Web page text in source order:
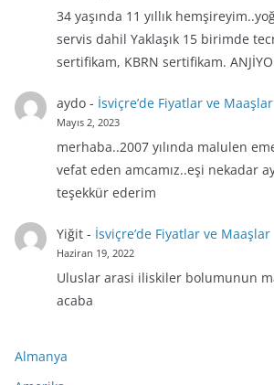
34 yaşında 11 yıllık
servis dahil Yaklaşık 15 birimde
sertifikam, KBRN sertifikam.
aydo- İsviçre’de Fiyatlar ve Maaşlar
Mayıs 2, 2023
merhaba..2007 yılında malulen
vefat eden amcamız..eşi nekadar
teşekkür ederim
Yiğit- İsviçre’de Fiyatlar ve Maaşlar
Haziran 19, 2022
Uluslar arasi iliskiler bolumunun
acaba
Almanya